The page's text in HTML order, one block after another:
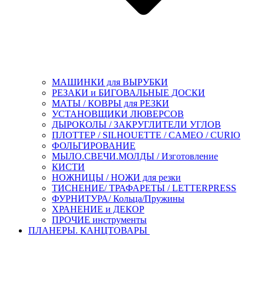
МАШИНКИ для ВЫРУБКИ
РЕЗАКИ и БИГОВАЛЬНЫЕ ДОСКИ
МАТЫ / КОВРЫ для РЕЗКИ
УСТАНОВЩИКИ ЛЮВЕРСОВ
ДЫРОКОЛЫ / ЗАКРУГЛИТЕЛИ УГЛОВ
ПЛОТТЕР / SILHOUETTE / CAMEO / CURIO
ФОЛЬГИРОВАНИЕ
МЫЛО.СВЕЧИ.МОЛДЫ / Изготовление
КИСТИ
НОЖНИЦЫ / НОЖИ для резки
ТИСНЕНИЕ/ ТРАФАРЕТЫ / LETTERPRESS
ФУРНИТУРА/ Кольца/Пружины
ХРАНЕНИЕ и ДЕКОР
ПРОЧИЕ инструменты
ПЛАНЕРЫ. КАНЦТОВАРЫ